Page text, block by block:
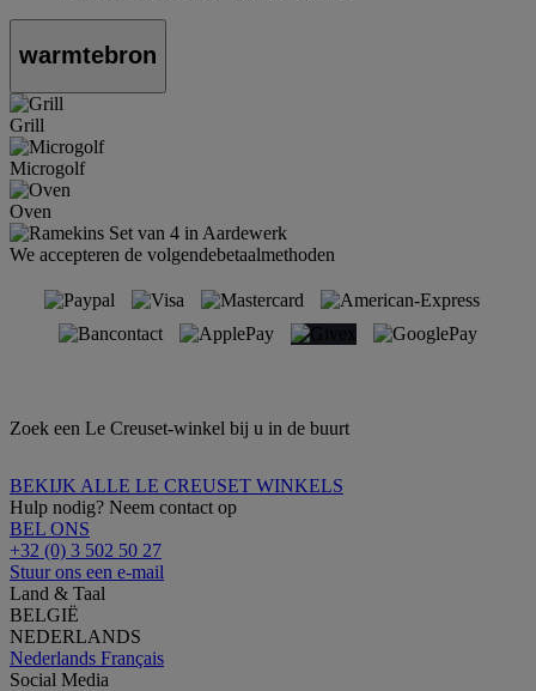
warmtebron
Grill
Microgolf
Oven
We accepteren de volgendebetaalmethoden
Zoek een Le Creuset-winkel bij u in de buurt
BEKIJK ALLE LE CREUSET WINKELS
Hulp nodig? Neem contact op
BEL ONS
+32 (0) 3 502 50 27
Stuur ons een e-mail
Land & Taal
BELGIË
NEDERLANDS
Nederlands Français
Social Media